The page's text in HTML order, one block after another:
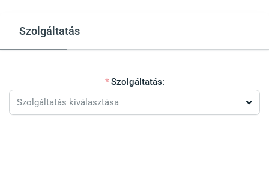
Szolgáltatás
Szolgáltatás:
Szolgáltatás kiválasztása